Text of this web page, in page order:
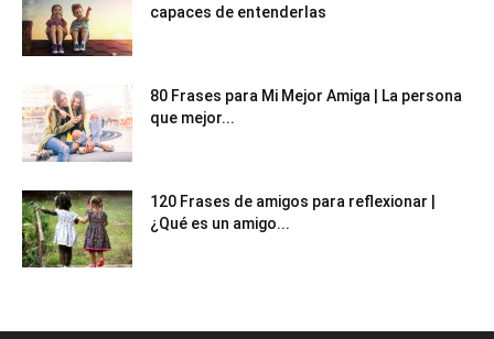
capaces de entenderlas
80 Frases para Mi Mejor Amiga | La persona
que mejor...
120 Frases de amigos para reflexionar |
¿Qué es un amigo...